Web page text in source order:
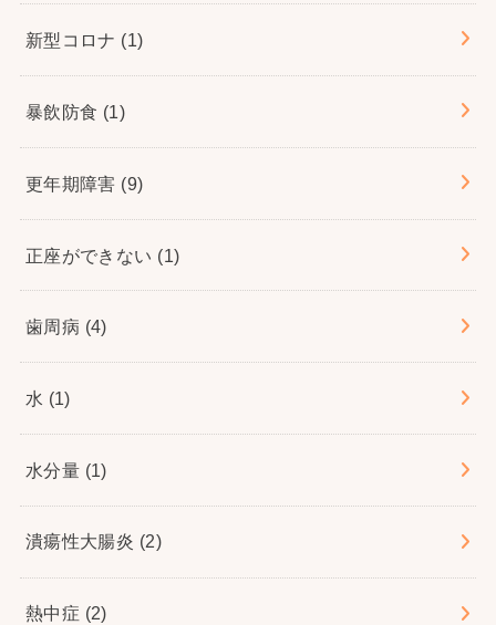
新型コロナ (1)
暴飲防食 (1)
更年期障害 (9)
正座ができない (1)
歯周病 (4)
水 (1)
水分量 (1)
潰瘍性大腸炎 (2)
熱中症 (2)